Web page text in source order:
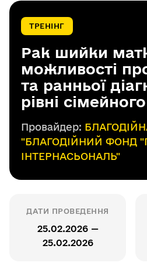
ТРЕНІНГ
Рак шийки
можливості
та ранньої
рівні
Провайдер:
"БЛАГОДІЙНИЙ ФОНД
ІНТЕРНАСЬОНАЛЬ"
ДАТИ ПРОВЕДЕННЯ
25.02.2026 —
25.02.2026